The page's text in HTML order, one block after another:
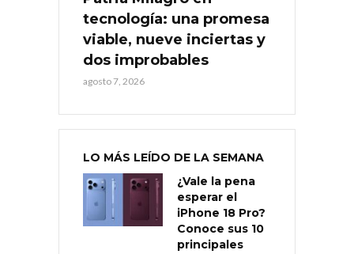
tecnología: una promesa
viable, nueve inciertas y
dos improbables
agosto 7, 2026
LO MÁS LEÍDO DE LA SEMANA
¿Vale la pena
esperar el
iPhone 18 Pro?
Conoce sus 10
principales